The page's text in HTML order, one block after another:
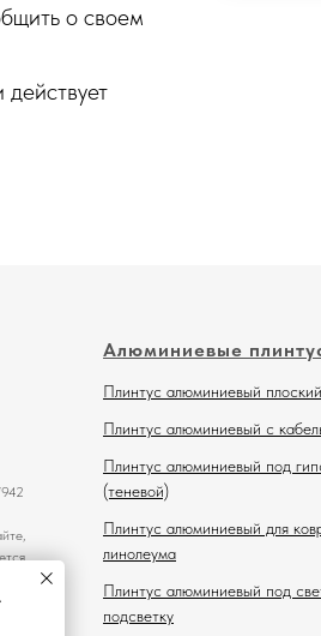
о своем
Алюминиевые
Плинтус алюминиевый плоский
Плинтус алюминиевый с
Плинтус алюминиевый под
(теневой)
Плинтус алюминиевый для
линолеума
Плинтус алюминиевый под
подсветку